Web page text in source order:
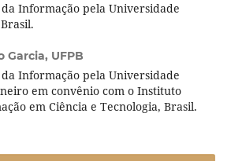
Informação pela Universidade
Garcia, UFPB
Informação pela Universidade
em convênio com o Instituto
em Ciência e Tecnologia, Brasil.